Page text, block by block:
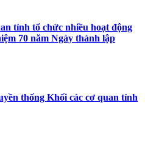
tỉnh tổ chức nhiều hoạt động
70 năm Ngày thành lập
thống Khối các cơ quan tỉnh